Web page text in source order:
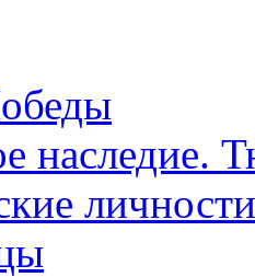
наследие.
личности